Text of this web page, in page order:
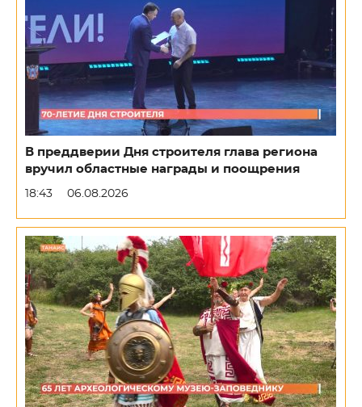
В преддверии Дня строителя глава региона
вручил областные награды и поощрения
18:43 06.08.2026